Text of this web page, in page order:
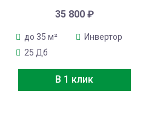
35 800 ₽
до 35 м²
Инвертор
25 Дб
В 1 клик